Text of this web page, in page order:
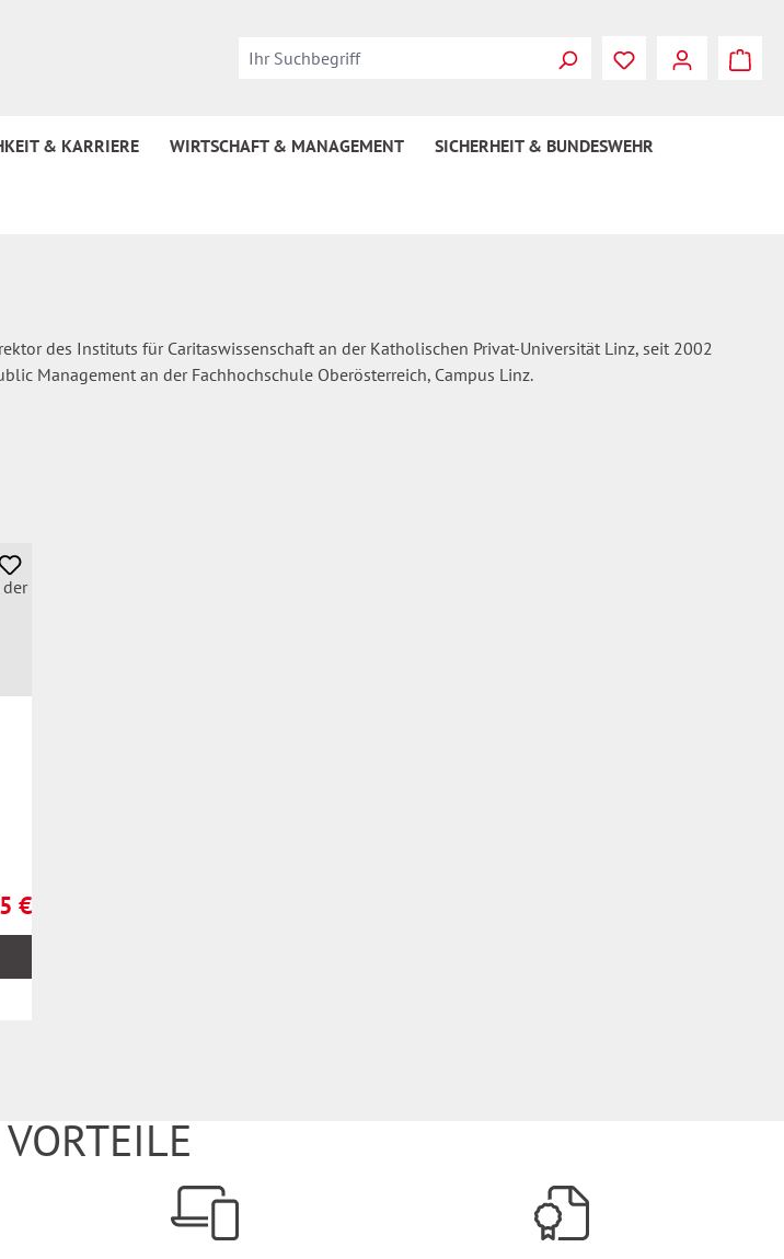
Du hast 0
& KARRIERE WIRTSCHAFT & MANAGEMENT SICHERHEIT & BUNDESWEHR
des Instituts für Caritaswissenschaft an der Katholischen Privat-Universität Linz, seit 2002
Management an der Fachhochschule Oberösterreich, Campus Linz.
Preis:
€